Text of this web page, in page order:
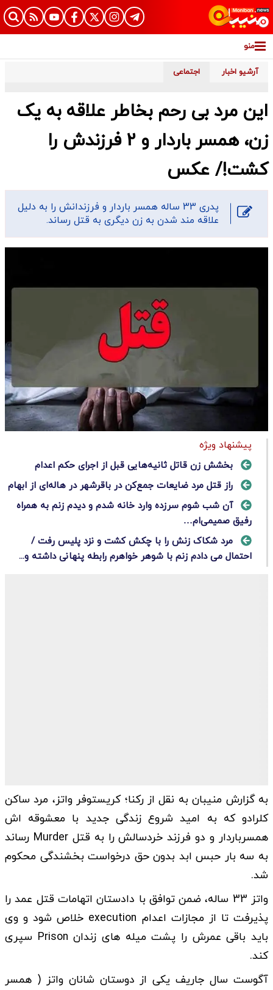
منو
آرشیو اخبار اجتماعی
این مرد بی رحم بخاطر علاقه به یک
زن، همسر باردار و 2 فرزندش را
کشت!/ عکس
​پدری 33 ساله همسر باردار و فرزندانش را به دلیل
علاقه مند شدن به زن دیگری به قتل رساند.
پیشنهاد ویژه
بخشش زن قاتل ثانیه‌هایی قبل از اجرای حکم اعدام
راز قتل مرد ضایعات جمع‌کن در باقرشهر در هاله‌ای از ابهام
آن شب شوم سرزده وارد خانه شدم و دیدم زنم به همراه
رفیق صمیمی‌ام…
مرد شکاک زنش را با چکش کشت و نزد پلیس رفت /
احتمال می دادم زنم با شوهر خواهرم رابطه پنهانی داشته و...
به گزارش منیبان به نقل از رکنا؛ کریستوفر واتز، مرد ساکن
کلرادو که به امید شروع زندگی جدید با معشوقه اش
همسرباردار و دو فرزند خردسالش را به قتل Murder رساند
به سه بار حبس ابد بدون حق درخواست بخشندگی محکوم
شد.
واتز 33 ساله، ضمن توافق با دادستان اتهامات قتل عمد را
پذیرفت تا از مجازات اعدام execution خلاص شود و وی
باید باقی عمرش را پشت میله های زندان Prison سپری
کند.
آگوست سال جاریف یکی از دوستان شانان واتز ( همسر